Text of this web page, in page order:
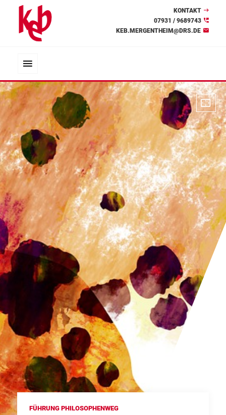
KONTAKT
07931 / 9689743
KEB.MERGENTHEIM@DRS.DE
FÜHRUNG PHILOSOPHENWEG